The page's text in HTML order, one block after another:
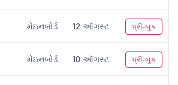
મેઇનબોર્ડ 12 ઑગસ્ટ પ્રી-બુક
મેઇનબોર્ડ 10 ઑગસ્ટ પ્રી-બુક